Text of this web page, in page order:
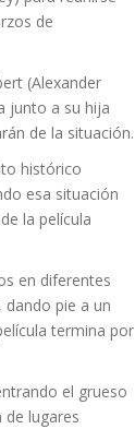
de
(Alexander
junto a su hija
de la situación.
histórico
esa situación
la película
en diferentes
pie a un
termina por
el grueso
lugares